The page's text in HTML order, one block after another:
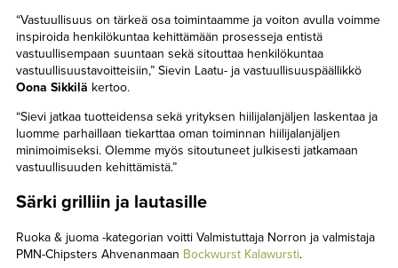
“Vastuullisuus on tärkeä osa toimintaamme ja voiton avulla voimme
inspiroida henkilökuntaa kehittämään prosesseja entistä
vastuullisempaan suuntaan sekä sitouttaa henkilökuntaa
vastuullisuustavoitteisiin,” Sievin Laatu- ja vastuullisuuspäällikkö
Oona Sikkilä kertoo.
“Sievi jatkaa tuotteidensa sekä yrityksen hiilijalanjäljen laskentaa ja
luomme parhaillaan tiekarttaa oman toiminnan hiilijalanjäljen
minimoimiseksi. Olemme myös sitoutuneet julkisesti jatkamaan
vastuullisuuden kehittämistä.”
Särki grilliin ja lautasille
Ruoka & juoma -kategorian voitti Valmistuttaja Norron ja valmistaja
PMN-Chipsters Ahvenanmaan Bockwurst Kalawursti.